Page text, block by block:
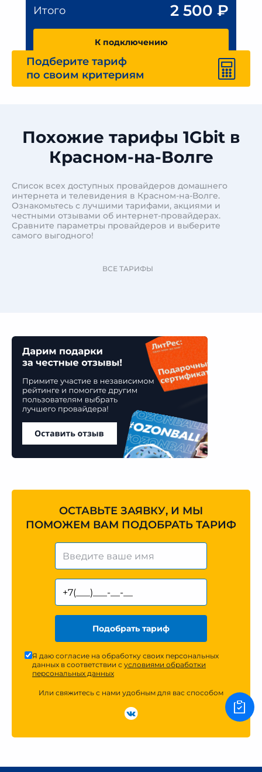
Итого 2 500 ₽
К подключению
Подберите тариф
по своим критериям
Похожие тарифы 1Gbit в
Красном-на-Волге
Список всех доступных провайдеров домашнего
интернета и телевидения в Красном-на-Волге.
Ознакомьтесь с лучшими тарифами, акциями и
честными отзывами об интернет-провайдерах.
Сравните параметры провайдеров и выберите
самого выгодного!
ВСЕ ТАРИФЫ
ОСТАВЬТЕ ЗАЯВКУ, И МЫ
ПОМОЖЕМ ВАМ ПОДОБРАТЬ ТАРИФ
Подобрать тариф
Я даю согласие на обработку своих персональных
данных в соответствии с условиями обработки
персональных данных
Или свяжитесь с нами удобным для вас способом